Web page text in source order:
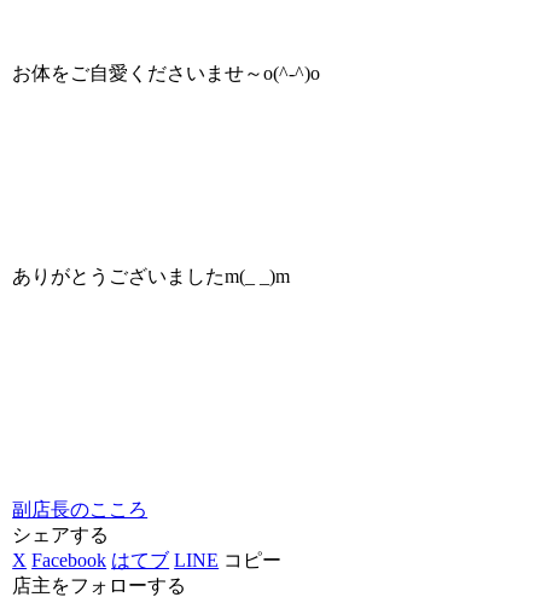
お体をご自愛くださいませ～o(^-^)o
ありがとうございましたm(_ _)m
副店長のこころ
シェアする
X Facebook はてブ LINE コピー
店主をフォローする